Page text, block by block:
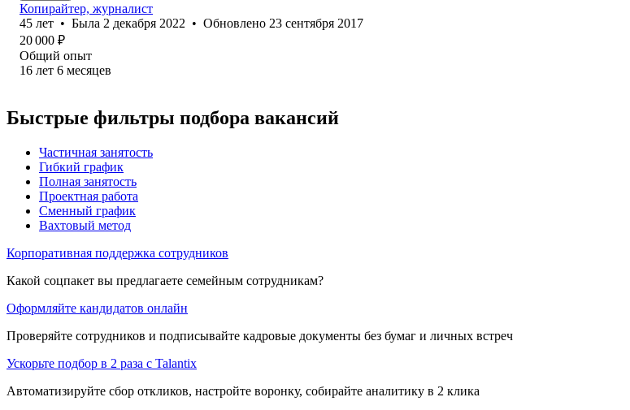
Копирайтер, журналист
45 лет • Была 2 декабря 2022 • Обновлено 23 сентября 2017
20 000 ₽
Общий опыт
16 лет 6 месяцев
Быстрые фильтры подбора вакансий
Частичная занятость
Гибкий график
Полная занятость
Проектная работа
Сменный график
Вахтовый метод
Корпоративная поддержка сотрудников
Какой соцпакет вы предлагаете семейным сотрудникам?
Оформляйте кандидатов онлайн
Проверяйте сотрудников и подписывайте кадровые документы без бумаг и личных встреч
Ускорьте подбор в 2 раза с Talantix
Автоматизируйте сбор откликов, настройте воронку, собирайте аналитику в 2 клика